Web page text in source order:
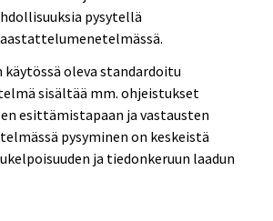
pysytellä
oleva standardoitu
sisältää mm. ohjeistukset
esittämistapaan ja vastausten
pysyminen on keskeistä
ja tiedonkeruun laadun